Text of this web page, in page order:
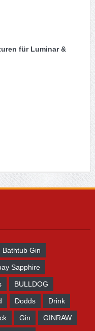
für Luminar &
Bathtub Gin
Sapphire
BULLDOG
Dodds Drink
Gin GINRAW